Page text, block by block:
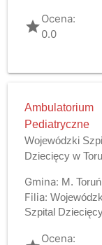
gradeOcena:
0.0
Ambulatorium
Pediatryczne
Wojewódzki
Dziecięcy w
Gmina: M. Toruń
Filia:
Szpital
Ocena: